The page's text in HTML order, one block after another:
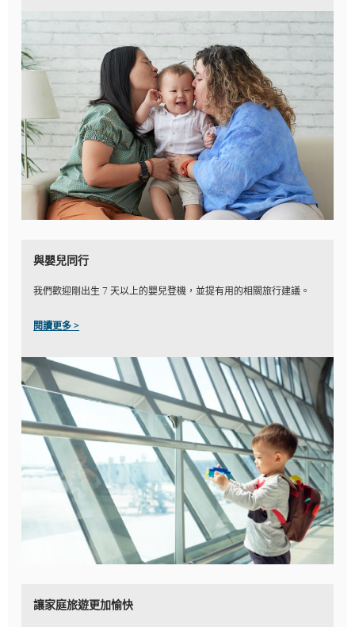
與嬰兒同行
我們歡迎剛出生 7 天以上的嬰兒登機，並提有用的相關旅行建議。
閱讀更多 >
讓家庭旅遊更加愉快